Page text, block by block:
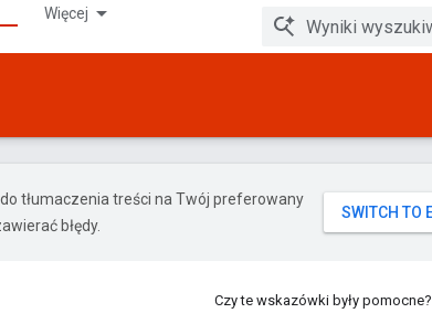
Więcej
tłumaczenia treści na Twój preferowany
błędy.
Czy te wskazówki były pomocne?